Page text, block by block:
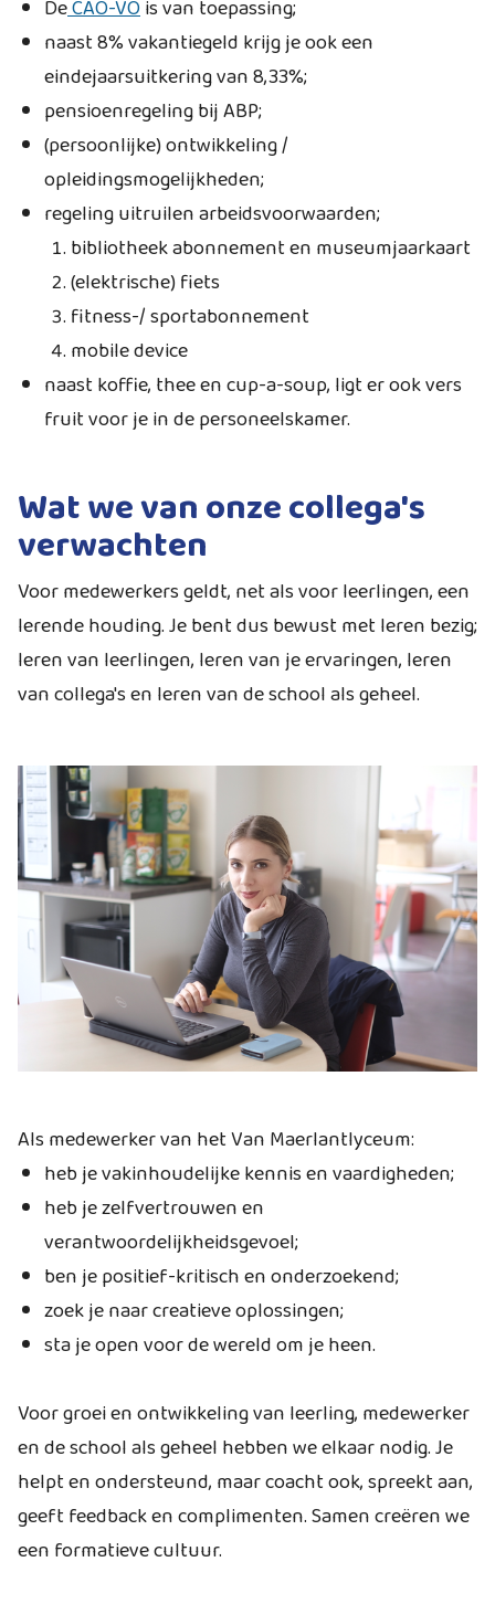
DeCAO-VOis van toepassing;
naast 8% vakantiegeld krijg je ook een
eindejaarsuitkering van 8,33%;
pensioenregeling bij ABP;
(persoonlijke) ontwikkeling /
opleidingsmogelijkheden;
regeling uitruilen arbeidsvoorwaarden;
bibliotheek abonnement en museumjaarkaart
(elektrische) fiets
fitness-/ sportabonnement
mobile device
naast koffie, thee en cup-a-soup, ligt er ook vers
fruit voor je in de personeelskamer.
Wat we van onze collega's
verwachten
Voor medewerkers geldt, net als voor leerlingen, een
lerende houding. Je bent dus bewust met leren bezig;
leren van leerlingen, leren van je ervaringen, leren
van collega's en leren van de school als geheel.
Als medewerker van het Van Maerlantlyceum:
heb je vakinhoudelijke kennis en vaardigheden;
heb je zelfvertrouwen en
verantwoordelijkheidsgevoel;
ben je positief-kritisch en onderzoekend;
zoek je naar creatieve oplossingen;
sta je open voor de wereld om je heen.
Voor groei en ontwikkeling van leerling, medewerker
en de school als geheel hebben we elkaar nodig. Je
helpt en ondersteund, maar coacht ook, spreekt aan,
geeft feedback en complimenten. Samen creëren we
een formatieve cultuur.